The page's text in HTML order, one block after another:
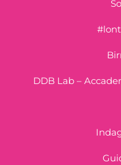
DDB Lab –